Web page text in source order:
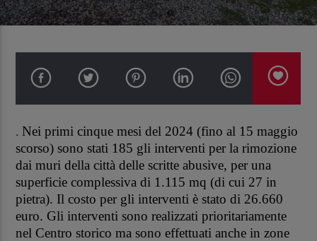
. Nei primicinque mesi del 2024 (fino al 15 maggio
scorso) sono stati 185 gli interventi per la rimozione
dai muri della città delle scritte abusive, per una
superficie complessiva di 1.115 mq (di cui 27 in
pietra). Il costo per gli interventi è stato di 26.660
euro. Gli interventi sono realizzati prioritariamente
nel Centro storico ma sono effettuati anche in zone